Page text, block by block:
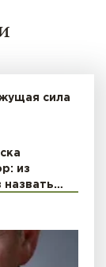
сила
из
назвать…